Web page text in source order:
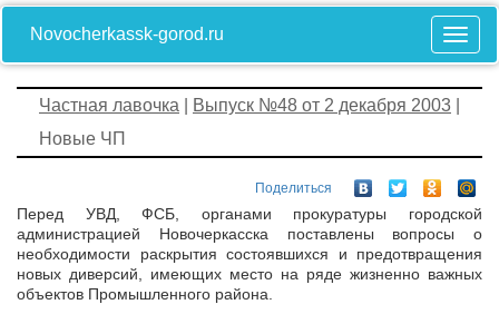
Novocherkassk-gorod.ru
Частная лавочка Выпуск №48 от 2 декабря 2003
Новые ЧП
Поделиться
Перед УВД, ФСБ, органами прокуратуры городской
администрацией Новочеркасска поставлены вопросы о
необходимости раскрытия состоявшихся и предотвращения
новых диверсий, имеющих место на ряде жизненно важных
объектов Промышленного района.